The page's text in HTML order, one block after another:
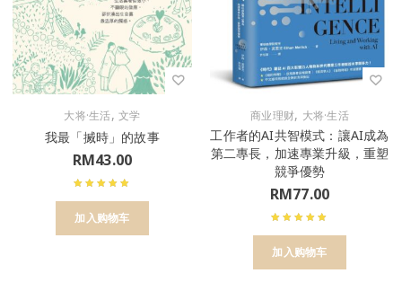
大将·生活,文学
我最「搣時」的故事
RM43.00
加入购物车
商业理财, 大将·生活
工作者的AI共智模式：讓AI成為
第二專長，加速專業升級，重塑
競爭優勢
RM77.00
加入购物车